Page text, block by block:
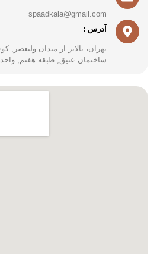
spaadkala@gmail.com
آدرس :
تهران، بالاتر از میدان ولیعصر,
ساختمان عتیق, طبقه هفتم, واحد 38 و 41